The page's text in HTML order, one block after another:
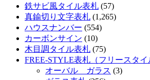
鉄サビ風タイル表札 (57)
真鍮切り文字表札 (1,265)
ハウスナンバー (554)
カーボンサイン (10)
木目調タイル表札 (75)
FREE-STYLE表札（フリースタイ
オーバル ガラス (3)